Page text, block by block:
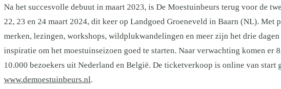
Na het succesvolle debuut in maart 2023, is De Moestuinbeurs terug voor de
22, 23 en 24 maart 2024, dit keer op Landgoed Groeneveld in Baarn (NL). Met
merken, lezingen, workshops, wildplukwandelingen en meer zijn het drie
inspiratie om het moestuinseizoen goed te starten. Naar verwachting komen er
10.000 bezoekers uit Nederland en België. De ticketverkoop is online van start
www.demoestuinbeurs.nl.